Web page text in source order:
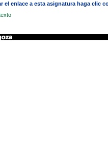
el enlace a esta asignatura haga clic